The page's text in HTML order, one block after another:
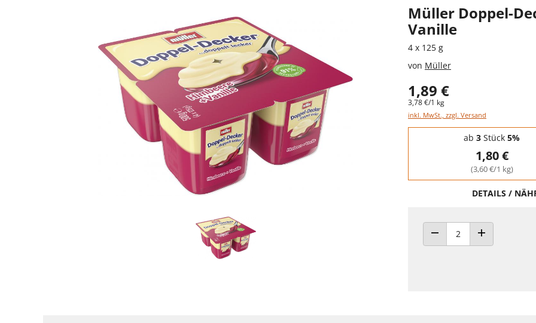
Müller Doppel-
Vanille
4 x 125 g
von Müller
1,89 €
3,78 €/1 kg
inkl. MwSt., zzgl. Versand
Staffelpreise - Mengenrabatt
ab 3 Stück 5%
1,80 €
(3,60 €/1 kg)
DETAILS /
ANZAHL VERRINGERNANZAHL ERHÖHEN